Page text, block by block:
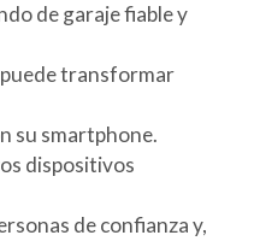
de garaje fiable y
puede transformar
su smartphone.
dispositivos
de confianza y,